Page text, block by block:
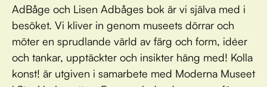
AdBåge och Lisen Adbåges bok är vi själva med i
besöket. Vi kliver in genom museets dörrar och
möter en sprudlande värld av färg och form, idéer
och tankar, upptäckter och insikter häng med! Kolla
konst! är utgiven i samarbete med Moderna Museet